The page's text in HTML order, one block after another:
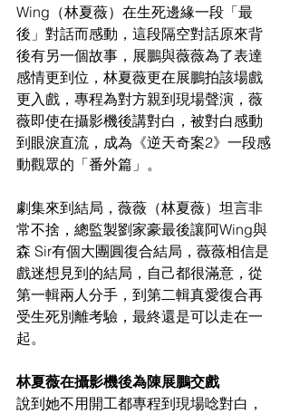
Wing（林夏薇）在生死邊緣一段「最
後」對話而感動，這段隔空對話原來背
後有另一個故事，展鵬與薇薇為了表達
感情更到位，林夏薇更在展鵬拍該場戲
更入戲，專程為對方親到現場聲演，薇
薇即使在攝影機後講對白，被對白感動
到眼淚直流，成為《逆天奇案2》一段感
動觀眾的「番外篇」。
劇集來到結局，薇薇（林夏薇）坦言非
常不捨，總監製劉家豪最後讓阿Wing與
森 Sir有個大團圓復合結局，薇薇相信是
戲迷想見到的結局，自己都很滿意，從
第一輯兩人分手，到第二輯真愛復合再
受生死別離考驗，最終還是可以走在一
起。
林夏薇在攝影機後為陳展鵬交戲
說到她不用開工都專程到現場唸對白，